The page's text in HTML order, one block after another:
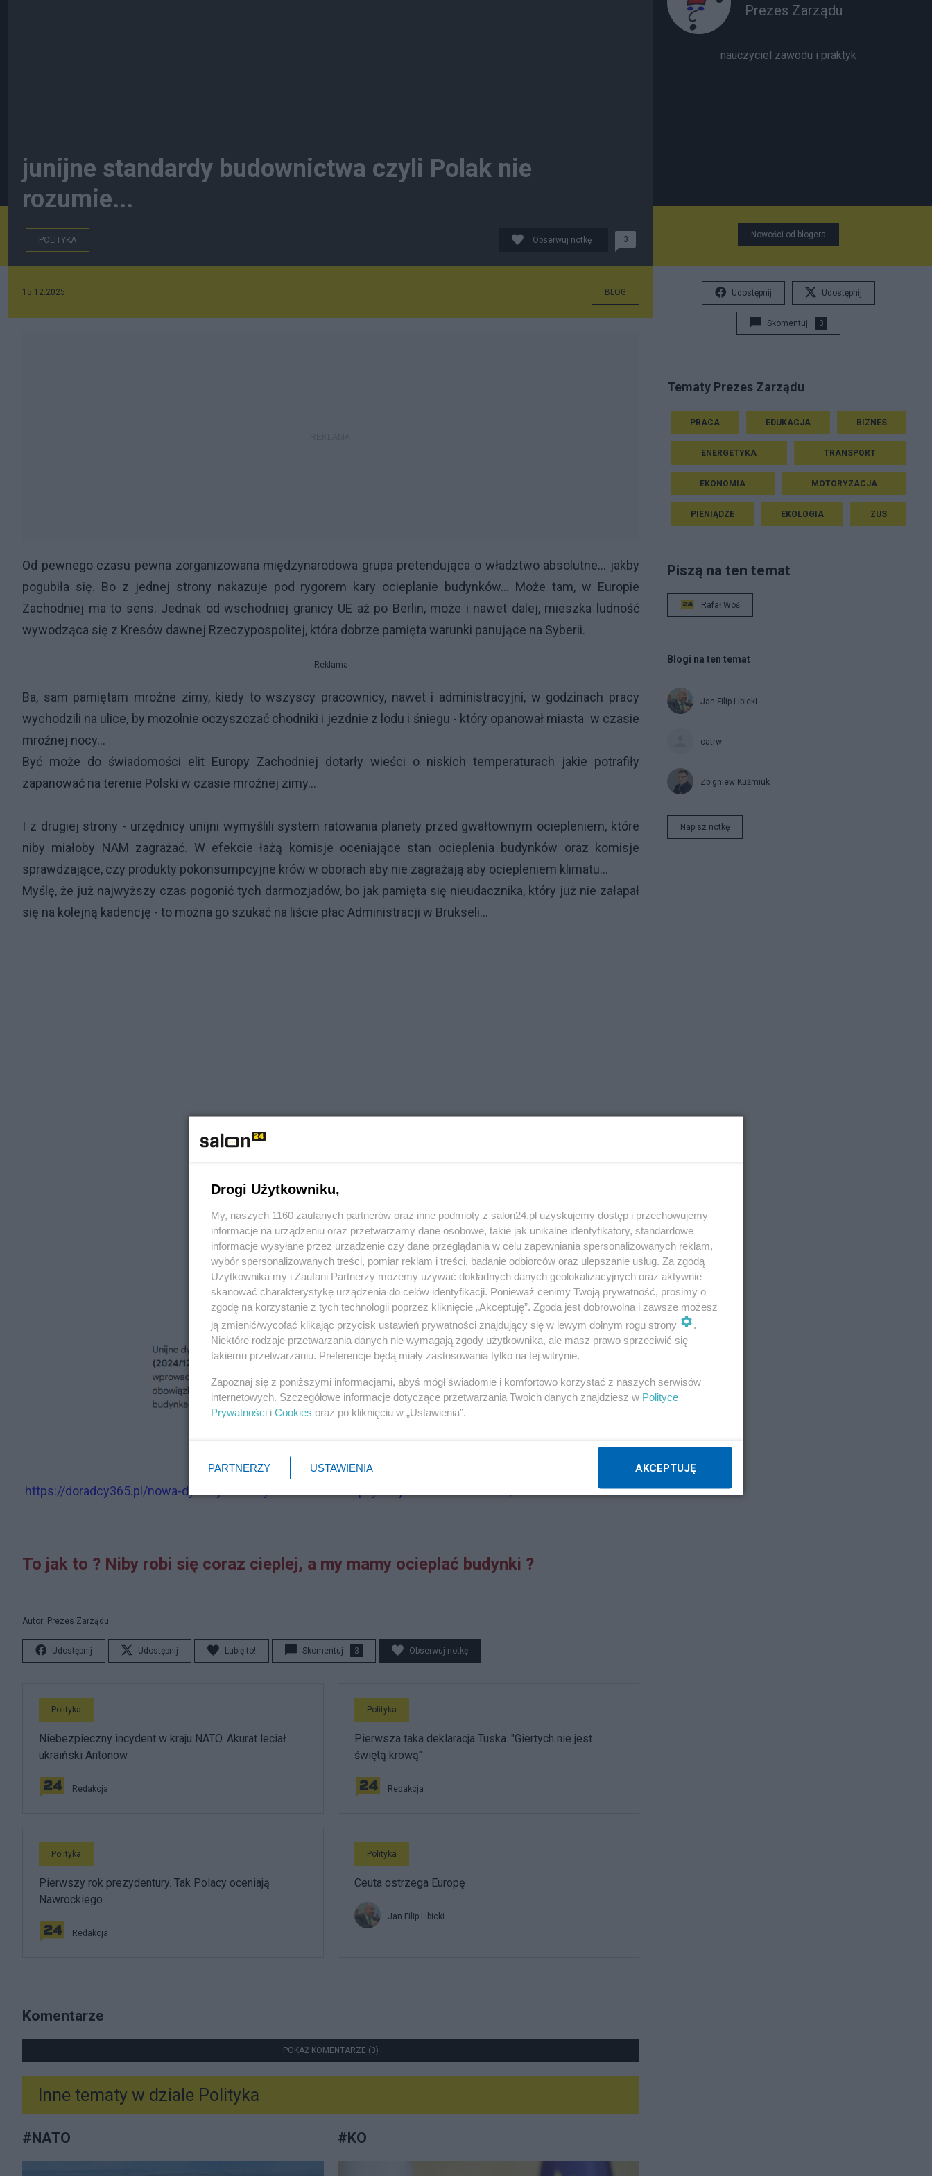
junijne standardy budownictwa czyli Polak nie
rozumie...
POLITYKA Obserwuj notkę 3
15.12.2025 BLOG
Od pewnego czasu pewna zorganizowana międzynarodowa grupa pretendująca o władztwo absolutne... jakby
pogubiła się. Bo z jednej strony nakazuje pod rygorem kary ocieplanie budynków... Może tam, w Europie
Zachodniej ma to sens. Jednak od wschodniej granicy UE aż po Berlin, może i nawet dalej, mieszka ludność
wywodząca się z Kresów dawnej Rzeczypospolitej, która dobrze pamięta warunki panujące na Syberii.
Reklama
Ba, sam pamiętam mroźne zimy, kiedy to wszyscy pracownicy, nawet i administracyjni, w godzinach pracy
wychodzili na ulice, by mozolnie oczyszczać chodniki i jezdnie z lodu i śniegu - który opanował miasta w czasie
mroźnej nocy...
Być może do świadomości elit Europy Zachodniej dotarły wieści o niskich temperaturach jakie potrafiły
zapanować na terenie Polski w czasie mroźnej zimy...
I z drugiej strony - urzędnicy unijni wymyślili system ratowania planety przed gwałtownym ociepleniem, które
niby miałoby NAM zagrażać. W efekcie łażą komisje oceniające stan ocieplenia budynków oraz komisje
sprawdzające, czy produkty pokonsumpcyjne krów w oborach aby nie zagrażają aby ociepleniem klimatu...
Myślę, że już najwyższy czas pogonić tych darmozjadów, bo jak pamięta się nieudacznika, który już nie załapał
się na kolejną kadencję - to można go szukać na liście płac Administracji w Brukseli...
https://doradcy365.pl/nowa-dyrektywa-budynkowa-unii-europejskiej-co-warto-wiedziec/
To jak to ? Niby robi się coraz cieplej, a my mamy ocieplać budynki ?
Autor: Prezes Zarządu
Udostępnij Udostępnij Lubię to! Skomentuj 3 Obserwuj notkę
Polityka
Niebezpieczny incydent w kraju NATO. Akurat leciał
ukraiński Antonow
Redakcja
Polityka
Pierwsza taka deklaracja Tuska. "Giertych nie jest
świętą krową"
Redakcja
Polityka
Pierwszy rok prezydentury. Tak Polacy oceniają
Nawrockiego
Redakcja
Polityka
Ceuta ostrzega Europę
Jan Filip Libicki
Komentarze
POKAŻ KOMENTARZE (3)
Inne tematy w dziale Polityka
#NATO #KO
Prezes Zarządu
nauczyciel zawodu i praktyk
Nowości od blogera
Udostępnij Udostępnij
Skomentuj 3
Tematy Prezes Zarządu
PRACA EDUKACJA BIZNES
ENERGETYKA TRANSPORT
EKONOMIA MOTORYZACJA
PIENIĄDZE EKOLOGIA ZUS
Piszą na ten temat
Rafał Woś
Blogi na ten temat
Jan Filip Libicki
catrw
Zbigniew Kuźmiuk
Napisz notkę
Drogi Użytkowniku,
My, naszych 1160 zaufanych partnerów oraz inne podmioty z salon24.pl uzyskujemy dostęp i przechowujemy
informacje na urządzeniu oraz przetwarzamy dane osobowe, takie jak unikalne identyfikatory, standardowe
informacje wysyłane przez urządzenie czy dane przeglądania w celu zapewniania spersonalizowanych reklam,
wybór spersonalizowanych treści, pomiar reklam i treści, badanie odbiorców oraz ulepszanie usług. Za zgodą
Użytkownika my i Zaufani Partnerzy możemy używać dokładnych danych geolokalizacyjnych oraz aktywnie
skanować charakterystykę urządzenia do celów identyfikacji. Ponieważ cenimy Twoją prywatność, prosimy o
zgodę na korzystanie z tych technologii poprzez kliknięcie „Akceptuję”. Zgoda jest dobrowolna i zawsze możesz
ją zmienić/wycofać klikając przycisk ustawień prywatności znajdujący się w lewym dolnym rogu strony
.
Niektóre rodzaje przetwarzania danych nie wymagają zgody użytkownika, ale masz prawo sprzeciwić się
takiemu przetwarzaniu. Preferencje będą miały zastosowania tylko na tej witrynie.
Zapoznaj się z poniższymi informacjami, abyś mógł świadomie i komfortowo korzystać z naszych serwisów
internetowych. Szczegółowe informacje dotyczące przetwarzania Twoich danych znajdziesz w Polityce
Prywatności i Cookies oraz po kliknięciu w „Ustawienia”.
PARTNERZY USTAWIENIA AKCEPTUJĘ